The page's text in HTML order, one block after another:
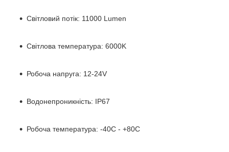
Світловий потік: 11000 Lumen
Світлова температура: 6000K
Робоча напруга: 12-24V
Водонепроникність: IP67
Робоча температура: -40C - +80C